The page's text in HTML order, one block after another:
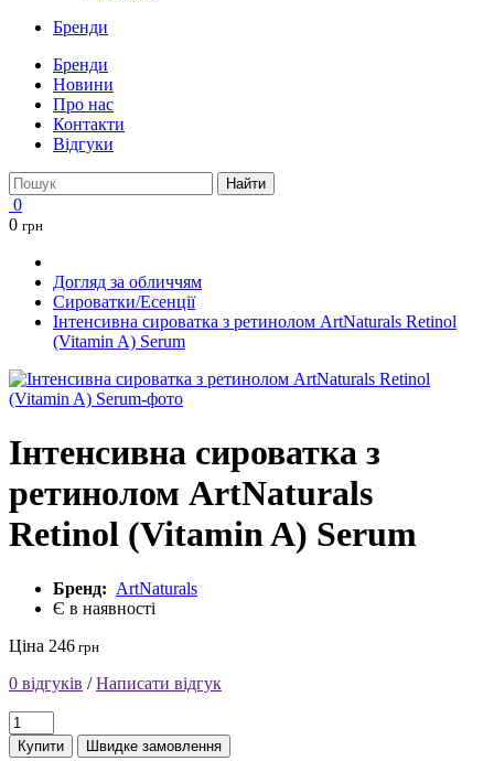
Бренди
Бренди
Новини
Про нас
Контакти
Відгуки
Найти
0
0 грн
Догляд за обличчям
Сироватки/Есенції
Інтенсивна сироватка з ретинолом ArtNaturals Retinol
(Vitamin A) Serum
Інтенсивна сироватка з
ретинолом ArtNaturals
Retinol (Vitamin A) Serum
Бренд: ArtNaturals
Є в наявності
Ціна 246 грн
0 відгуків /Написати відгук
Купити Швидке замовлення